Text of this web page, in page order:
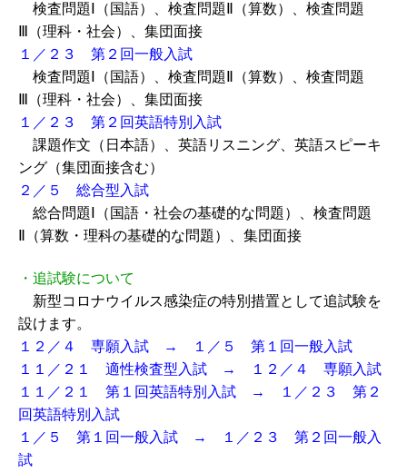
検査問題Ⅰ（国語）、検査問題Ⅱ（算数）、検査問題
Ⅲ（理科・社会）、集団面接
１／２３ 第２回一般入試
検査問題Ⅰ（国語）、検査問題Ⅱ（算数）、検査問題
Ⅲ（理科・社会）、集団面接
１／２３ 第２回英語特別入試
課題作文（日本語）、英語リスニング、英語スピーキ
ング（集団面接含む）
２／５ 総合型入試
総合問題Ⅰ（国語・社会の基礎的な問題）、検査問題
Ⅱ（算数・理科の基礎的な問題）、集団面接
・追試験について
新型コロナウイルス感染症の特別措置として追試験を
設けます。
１２／４ 専願入試 → １／５ 第１回一般入試
１１／２１ 適性検査型入試 → １２／４ 専願入試
１１／２１ 第１回英語特別入試 → １／２３ 第２
回英語特別入試
１／５ 第１回一般入試 → １／２３ 第２回一般入
試